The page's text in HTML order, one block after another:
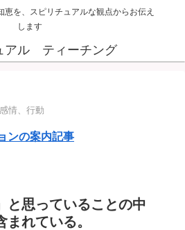
恵を、スピリチュアルな観点からお伝え
します
アル ティーチング
情、行動
ンの案内記事
と思っていることの中
れている。